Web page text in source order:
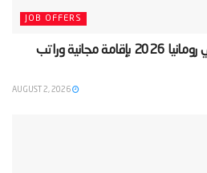
JOB OFFERS
‫برنامج تطوع ممول بالكامل في رومانيا 2026 بإقامة مجانية وراتب